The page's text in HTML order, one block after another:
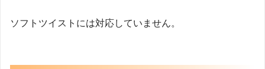
ソフトツイストには対応していません。